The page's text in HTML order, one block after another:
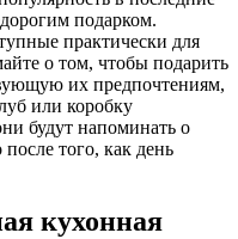
подарком.
практически для
о том, чтобы подарить
их предпочтениям,
или коробку
будут напоминать о
того, как день
кухонная